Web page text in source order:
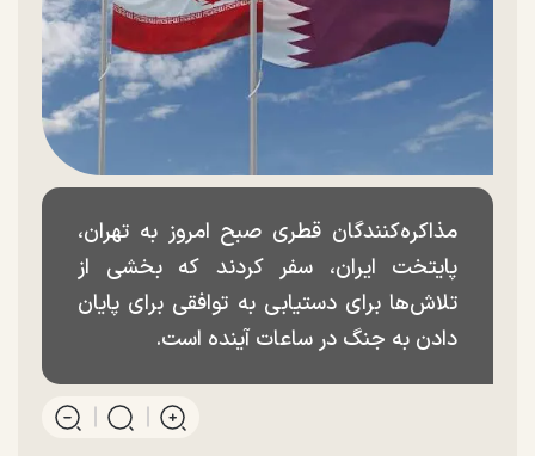
مذاکره‌کنندگان قطری صبح امروز به تهران،
پایتخت ایران، سفر کردند که بخشی از
تلاش‌ها برای دستیابی به توافقی برای پایان
دادن به جنگ در ساعات آینده است.